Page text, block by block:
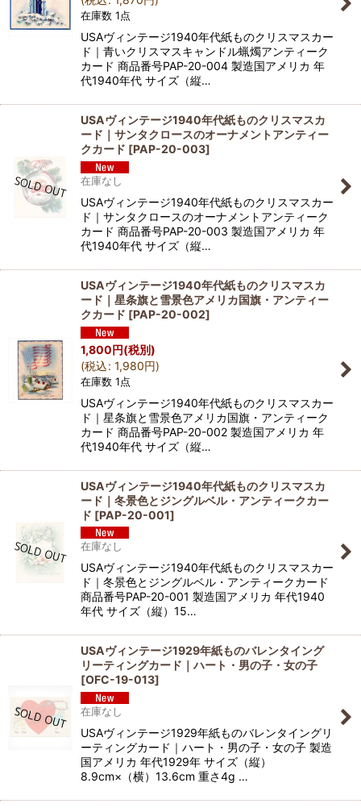
在庫数 1点
USAヴィンテージ1940年代紙ものクリスマスカー
ド｜青いクリスマスキャンドル蝋燭アンティーク
カード 商品番号PAP-20-004 製造国アメリカ 年
代1940年代 サイズ（縦…
USAヴィンテージ1940年代紙ものクリスマスカ
ード｜サンタクロースのオーナメントアンティー
クカード [PAP-20-003]
在庫なし
USAヴィンテージ1940年代紙ものクリスマスカー
ド｜サンタクロースのオーナメントアンティーク
カード 商品番号PAP-20-003 製造国アメリカ 年
代1940年代 サイズ（縦…
USAヴィンテージ1940年代紙ものクリスマスカ
ード｜星条旗と雪景色アメリカ国旗・アンティー
クカード [PAP-20-002]
1,800円(税別)
(税込: 1,980円)
在庫数 1点
USAヴィンテージ1940年代紙ものクリスマスカー
ド｜星条旗と雪景色アメリカ国旗・アンティーク
カード 商品番号PAP-20-002 製造国アメリカ 年
代1940年代 サイズ（縦…
USAヴィンテージ1940年代紙ものクリスマスカ
ード｜冬景色とジングルベル・アンティークカー
ド [PAP-20-001]
在庫なし
USAヴィンテージ1940年代紙ものクリスマスカー
ド｜冬景色とジングルベル・アンティークカード
商品番号PAP-20-001 製造国アメリカ 年代1940
年代 サイズ（縦）15…
USAヴィンテージ1929年紙ものバレンタイング
リーティングカード｜ハート・男の子・女の子
[OFC-19-013]
在庫なし
USAヴィンテージ1929年紙ものバレンタイングリ
ーティングカード｜ハート・男の子・女の子 製造
国アメリカ 年代1929年 サイズ（縦）
8.9cm×（横）13.6cm 重さ4g …